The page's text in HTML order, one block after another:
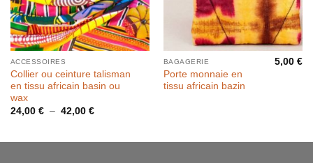
ACCESSOIRES
Collier ou ceinture talisman
en tissu africain basin ou
wax
24,00 € – 42,00 €Plage
BAGAGERIE
Porte monnaie en
tissu africain bazin
5,00€